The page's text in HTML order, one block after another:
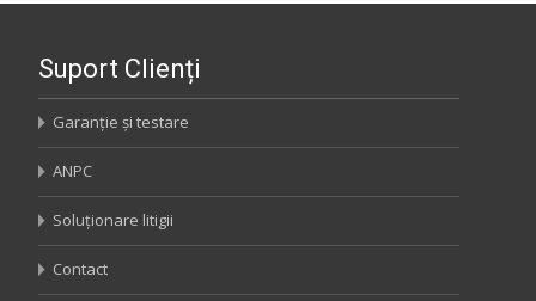
Suport Clienți
Garanție și testare
ANPC
Soluționare litigii
Contact